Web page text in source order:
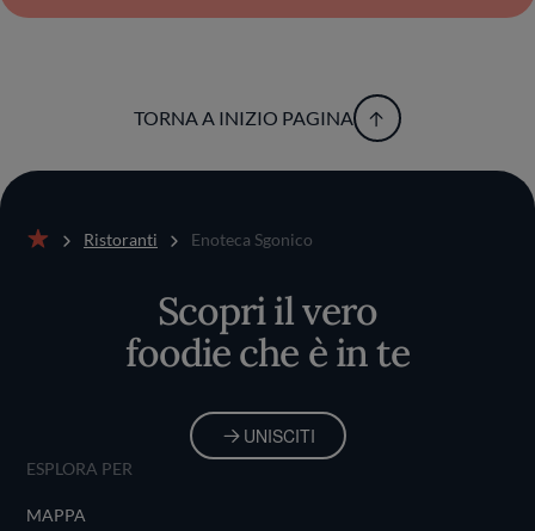
TORNA A INIZIO PAGINA
Ristoranti Enoteca Sgonico
Scopri il vero
foodie che è in te
UNISCITI
ESPLORA PER
MAPPA